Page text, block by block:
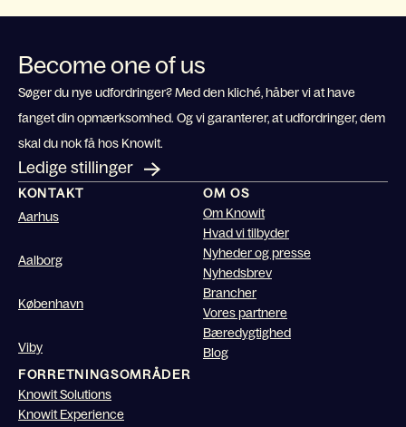
Become one of us
Søger du nye udfordringer? Med den kliché, håber vi at have
fanget din opmærksomhed. Og vi garanterer, at udfordringer, dem
skal du nok få hos Knowit.
Ledige stillinger
KONTAKT
Aarhus
Aalborg
København
Viby
OM OS
Om Knowit
Hvad vi tilbyder
Nyheder og presse
Nyhedsbrev
Brancher
Vores partnere
Bæredygtighed
Blog
FORRETNINGSOMRÅDER
Knowit Solutions
Knowit Experience